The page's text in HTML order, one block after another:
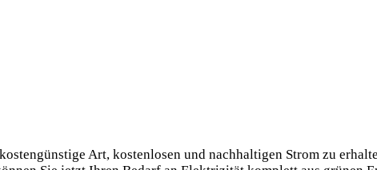
Art, kostenlosen und nachhaltigen Strom zu